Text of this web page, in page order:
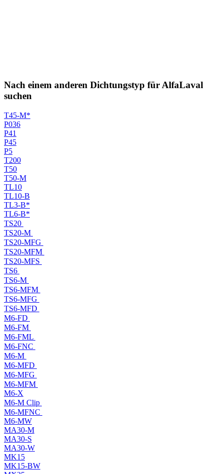
Nach einem anderen Dichtungstyp für AlfaLaval
suchen
T45-M*
P036
P41
P45
P5
T200
T50
T50-M
TL10
TL10-B
TL3-B*
TL6-B*
TS20
TS20-M
TS20-MFG
TS20-MFM
TS20-MFS
TS6
TS6-M
TS6-MFM
TS6-MFG
TS6-MFD
M6-FD
M6-FM
M6-FML
M6-FNC
M6-M
M6-MFD
M6-MFG
M6-MFM
M6-X
M6-M Clip
M6-MFNC
M6-MW
MA30-M
MA30-S
MA30-W
MK15
MK15-BW